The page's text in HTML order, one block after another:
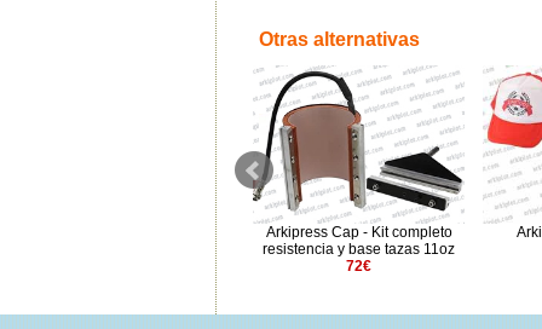
Otras alternativas
Arkipress Cap - Kit completo
resistencia y base tazas 11oz
72€